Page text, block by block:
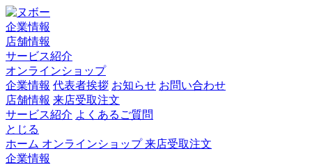
企業情報
店舗情報
サービス紹介
オンラインショップ
企業情報 代表者挨拶 お知らせ お問い合わせ
店舗情報 来店受取注文
サービス紹介 よくあるご質問
とじる
ホーム オンラインショップ来店受取注文
企業情報